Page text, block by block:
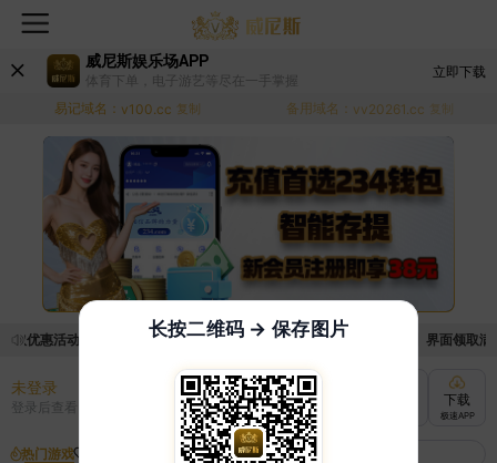
威尼斯娱乐场APP
体育下单，电子游艺等尽在一手掌握
立即下载
易记域名： v100.cc 复制 备用域名： vv20261.cc 复制
取优惠活动的手续麻烦，已新增优惠系统，现在可以前往【福利中心】界面领取
未登录
登录后查看 充值
快速到账
下载
极速APP
热门游戏
长按二维码 → 保存图片